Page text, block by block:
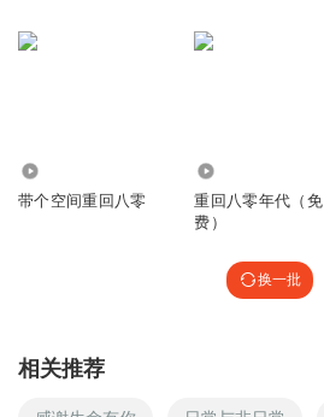
带个空间重回八零
重回八零年代（免
费）
换一批
相关推荐